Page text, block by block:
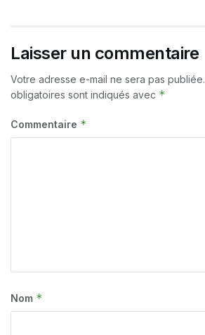
Laisser un commentaire
Votre adresse e-mail ne sera pas publiée.
obligatoires sont indiqués avec *
Commentaire *
Nom *